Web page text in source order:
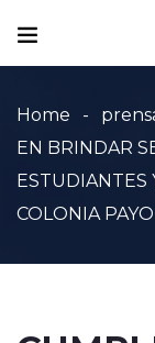
Home
EN BRINDAR
ESTUDIANTES
COLONIA